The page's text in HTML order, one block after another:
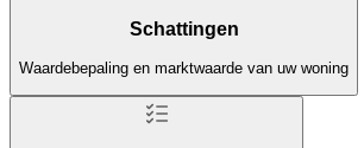
Schattingen
Waardebepaling en marktwaarde van uw woning